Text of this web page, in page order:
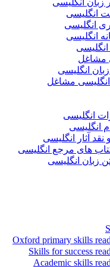
زبان انگلیسی
انگلیسی
انگلیسی
انگلیسی
مشاغل
انگلیسی
مشاغل
انگلیسی
انگلیسی
آثار انگلیسی
های مرجع انگلیسی
زبان انگلیسی